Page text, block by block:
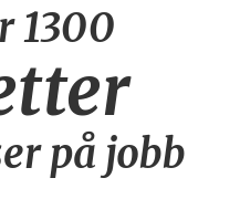
1300
på jobb